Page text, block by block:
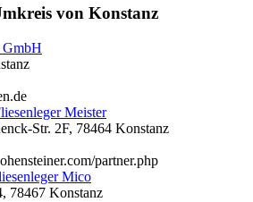
von Konstanz
GmbH
Meister
Str. 2F, 78464 Konstanz
partner.php
Mico
78467 Konstanz